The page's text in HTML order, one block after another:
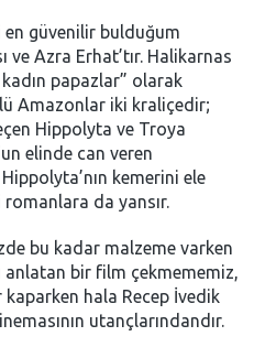
en güvenilir bulduğum
ve Azra Erhat’tır. Halikarnas
kadın papazlar” olarak
Amazonlar iki kraliçedir;
Hippolyta ve Troya
elinde can veren
kemerini ele
da yansır.
bu kadar malzeme varken
anlatan bir film çekmememiz,
kaparken hala Recep İvedik
utançlarındandır.